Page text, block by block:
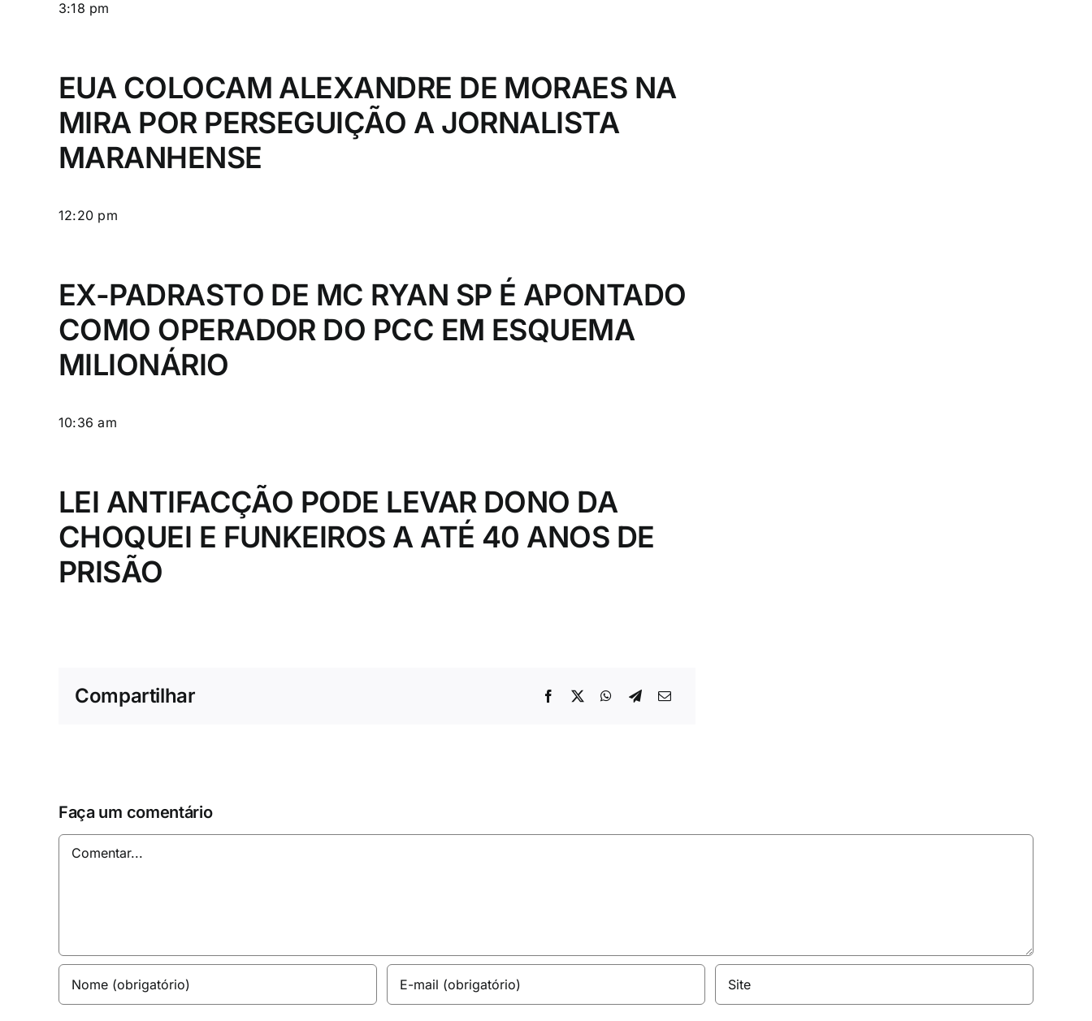
3:18 pm
EUA COLOCAM ALEXANDRE DE MORAES NA
MIRA POR PERSEGUIÇÃO A JORNALISTA
MARANHENSE
12:20 pm
EX-PADRASTO DE MC RYAN SP É APONTADO
COMO OPERADOR DO PCC EM ESQUEMA
MILIONÁRIO
10:36 am
LEI ANTIFACÇÃO PODE LEVAR DONO DA
CHOQUEI E FUNKEIROS A ATÉ 40 ANOS DE
PRISÃO
Compartilhar
Faça um comentário
Comentar